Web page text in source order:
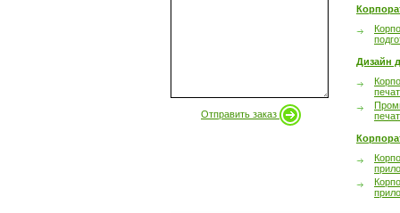
Отправить заказ
Дизайн